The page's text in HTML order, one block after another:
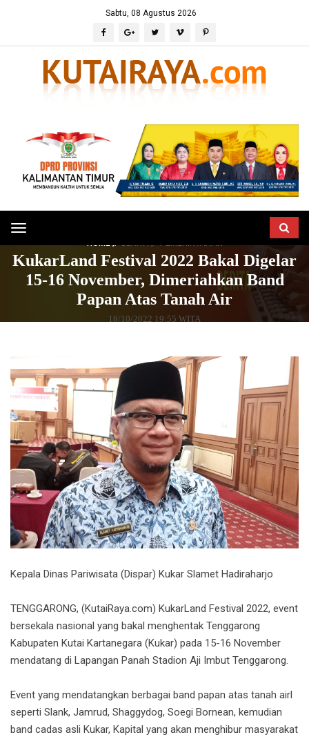
Sabtu, 08 Agustus 2026
Toggle
navigation
KukarLand Festival 2022 Bakal Digelar
15-16 November, Dimeriahkan Band
Papan Atas Tanah Air
18/10/2022 19:55 WITA
Kepala Dinas Pariwisata (Dispar) Kukar Slamet Hadiraharjo
TENGGARONG, (KutaiRaya.com) KukarLand Festival 2022, event
bersekala nasional yang bakal menghentak Tenggarong
Kabupaten Kutai Kartanegara (Kukar) pada 15-16 November
mendatang di Lapangan Panah Stadion Aji Imbut Tenggarong.
Event yang mendatangkan berbagai band papan atas tanah airl
seperti Slank, Jamrud, Shaggydog, Soegi Bornean, kemudian
band cadas asli Kukar, Kapital yang akan menghibur masyarakat